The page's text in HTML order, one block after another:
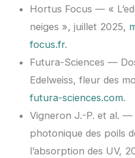
Hortus Focus — «
neiges », juillet 2025,
focus.fr.
Futura-Sciences —
Edelweiss, fleur des
futura-sciences.com.
Vigneron J.-P. et al. —
photonique des poils
l’absorption des UV,